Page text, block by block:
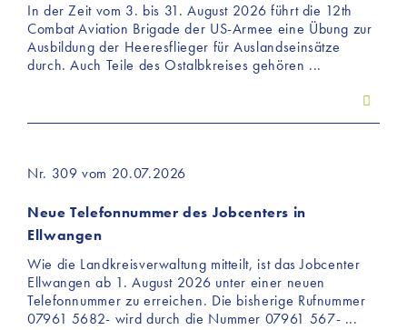
In der Zeit vom 3. bis 31. August 2026 führt die 12th
Combat Aviation Brigade der US-Armee eine Übung zur
Ausbildung der Heeresflieger für Auslandseinsätze
durch. Auch Teile des Ostalbkreises gehören ...
Nr. 309 vom 20.07.2026
Neue Telefonnummer des Jobcenters in
Ellwangen
Wie die Landkreisverwaltung mitteilt, ist das Jobcenter
Ellwangen ab 1. August 2026 unter einer neuen
Telefonnummer zu erreichen. Die bisherige Rufnummer
07961 5682- wird durch die Nummer 07961 567- ...